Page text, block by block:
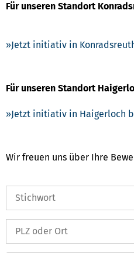
Für unseren Standort
Jetzt initiativ in
Für unseren Standort
Jetzt initiativ in Haigerloch
Wir freuen uns über Ihre